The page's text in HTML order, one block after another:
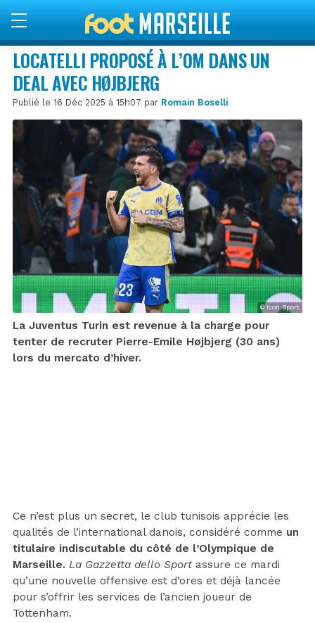
LOCATELLI PROPOSÉ À L’OM DANS UN
DEAL AVEC HØJBJERG
Publié le 16 Déc 2025 à 15h07 par Romain Boselli
© Icon Sport
La Juventus Turin est revenue à la charge pour
tenter de recruter Pierre-Emile Højbjerg (30 ans)
lors du mercato d’hiver.
Ce n’est plus un secret, le club tunisois apprécie les
qualités de l’international danois, considéré comme un
titulaire indiscutable du côté de l’Olympique de
Marseille. La Gazzetta dello Sportassure ce mardi
qu’une nouvelle offensive est d’ores et déjà lancée
pour s’offrir les services de l’ancien joueur de
Tottenham.